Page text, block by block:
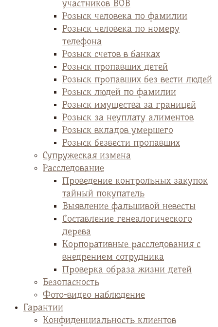
участников ВОВ
Розыск человека по фамилии
Розыск человека по номеру
телефона
Розыск счетов в банках
Розыск пропавших детей
Розыск пропавших без вести людей
Розыск людей по фамилии
Розыск имущества за границей
Розыск за неуплату алиментов
Розыск вкладов умершего
Розыск безвести пропавших
Супружеская измена
Расследование
Проведение контрольных закупок
тайный покупатель
Выявление фальшивой невесты
Cоставление генеалогического
дерева
Корпоративные расследования с
внедрением сотрудника
Проверка образа жизни детей
Безопасность
Фото-видео наблюдение
Гарантии
Конфиденциальность клиентов